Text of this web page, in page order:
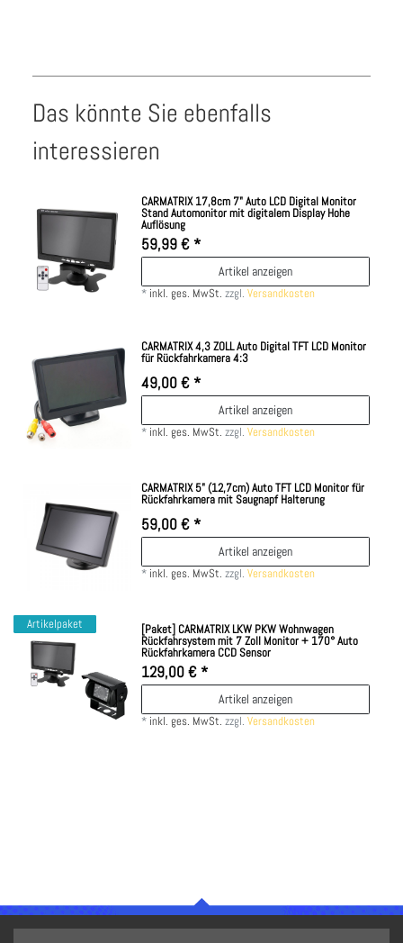
Das könnte Sie ebenfalls
interessieren
CARMATRIX 17,8cm 7" Auto LCD Digital Monitor
Stand Automonitor mit digitalem Display Hohe
Auflösung
59,99 € *
Artikel anzeigen
* inkl. ges. MwSt. zzgl.Versandkosten
CARMATRIX 4,3 ZOLL Auto Digital TFT LCD Monitor
für Rückfahrkamera 4:3
49,00 € *
Artikel anzeigen
* inkl. ges. MwSt. zzgl.Versandkosten
CARMATRIX 5" (12,7cm) Auto TFT LCD Monitor für
Rückfahrkamera mit Saugnapf Halterung
59,00 € *
Artikel anzeigen
* inkl. ges. MwSt. zzgl.Versandkosten
Artikelpaket
[Paket] CARMATRIX LKW PKW Wohnwagen
Rückfahrsystem mit 7 Zoll Monitor + 170° Auto
Rückfahrkamera CCD Sensor
129,00 € *
Artikel anzeigen
* inkl. ges. MwSt. zzgl.Versandkosten